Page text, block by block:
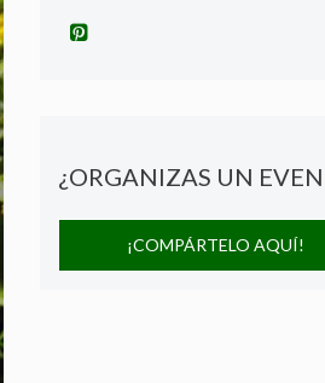
¿ORGANIZAS UN
¡COMPÁRTELO AQUÍ!